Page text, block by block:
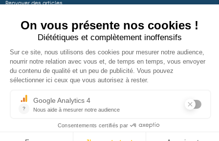
Renvoyer des articles
SUIVEZ-NOUS
Une boutique élaborée avec